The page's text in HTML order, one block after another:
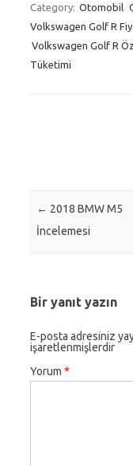
Category: Otomobil
Volkswagen Golf R
Volkswagen Golf R
Tüketimi
Post navigation
← 2018 BMW M5
İncelemesi
Bir yanıt yazın
E-posta adresiniz
işaretlenmişlerdir
Yorum *